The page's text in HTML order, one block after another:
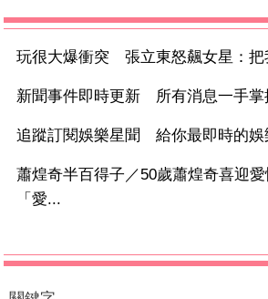
玩很大爆衝突 張立東怒飆女星：把
新聞事件即時更新 所有消息一手掌
追蹤訂閱娛樂星聞 給你最即時的娛
蕭煌奇半百得子／50歲蕭煌奇喜迎
「愛...